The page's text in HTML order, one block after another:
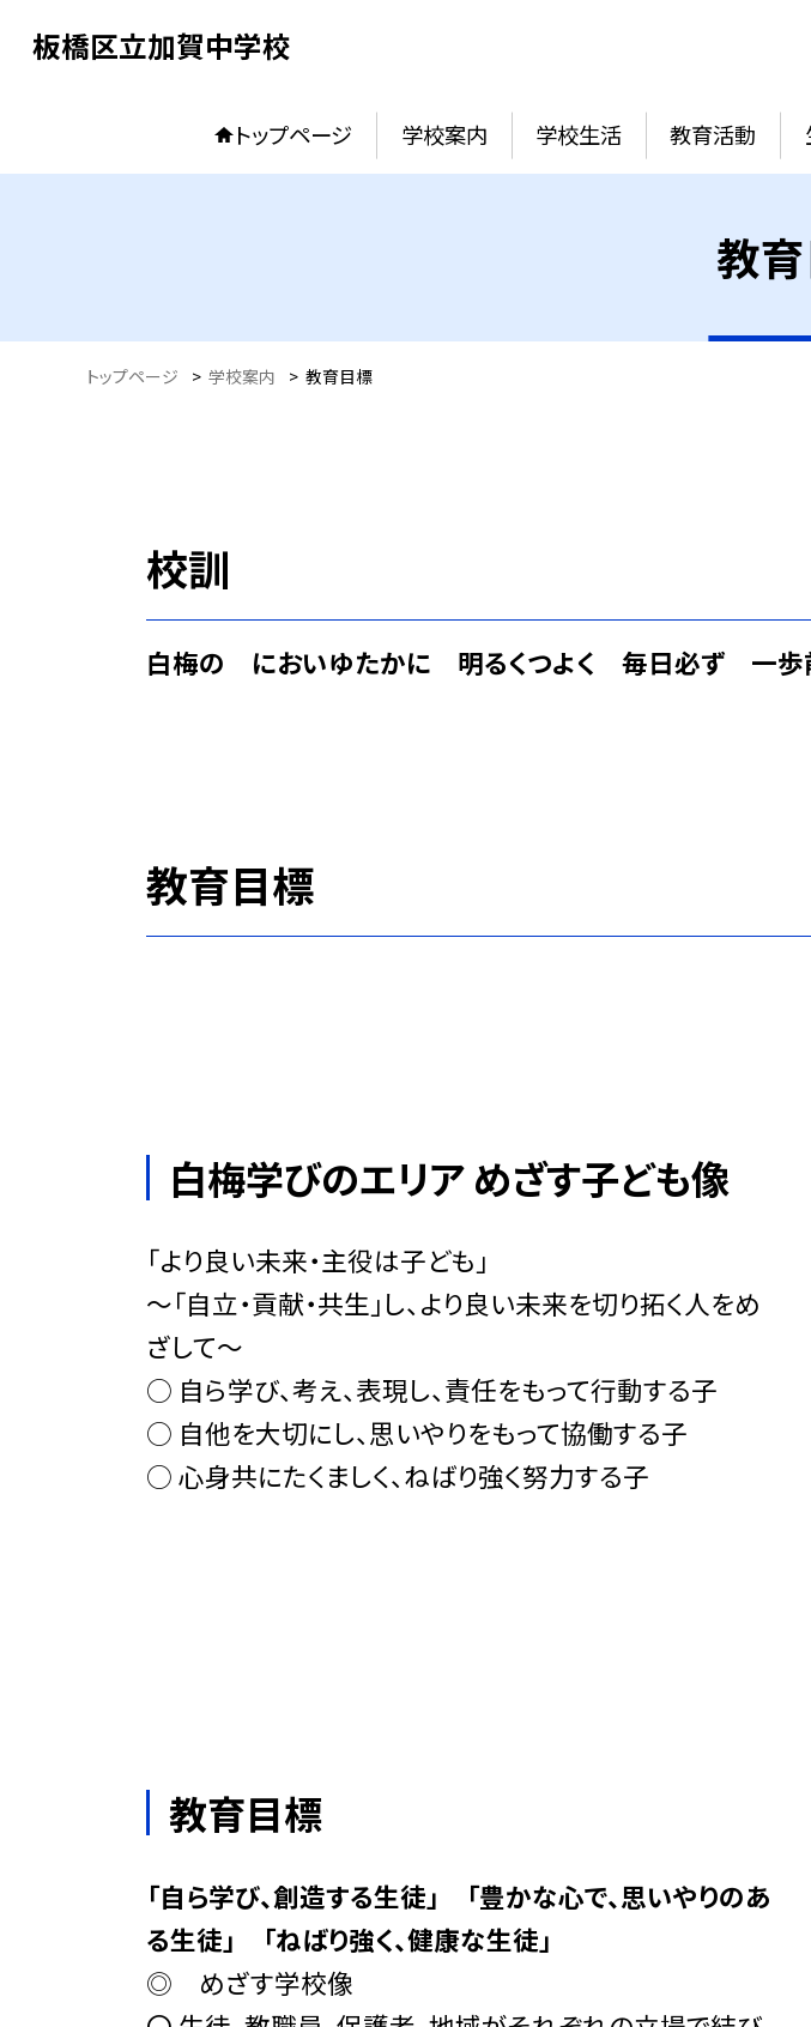
板橋区立加賀中学校
トップページ 学校案内 学校生活 教育活動
教
トップページ > 学校案内 > 教育目標
校訓
白梅の においゆたかに 明るくつよく 毎日必ず 一歩
教育目標
白梅学びのエリア めざす子ども像
「より良い未来・主役は子ども」
〜「自立・貢献・共生」し、より良い未来を切り拓く人をめ
ざして〜
○ 自ら学び、考え、表現し、責任をもって行動する子
○ 自他を大切にし、思いやりをもって協働する子
○ 心身共にたくましく、ねばり強く努力する子
教育目標
「自ら学び、創造する生徒」 「豊かな心で、思いやりのあ
る生徒」 「ねばり強く、健康な生徒」
◎ めざす学校像